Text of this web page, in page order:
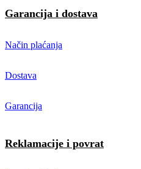
Garancija i dostava
Način plaćanja
Dostava
Garancija
Reklamacije i povrat